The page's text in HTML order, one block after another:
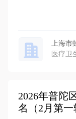
上海市
医疗卫
2026年普陀
名（2月第一